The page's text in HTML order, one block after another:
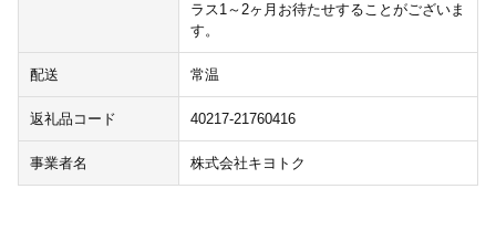
ラス1～2ヶ月お待たせすることがございま
す。
配送 常温
返礼品コード 40217-21760416
事業者名 株式会社キヨトク